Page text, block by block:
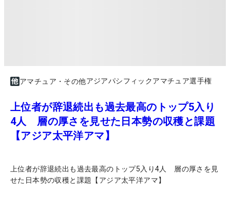
アマチュア・その他アジアパシフィックアマチュア選手権
上位者が辞退続出も過去最高のトップ5入り
4人 層の厚さを見せた日本勢の収穫と課題
【アジア太平洋アマ】
上位者が辞退続出も過去最高のトップ5入り4人 層の厚さを見
せた日本勢の収穫と課題【アジア太平洋アマ】